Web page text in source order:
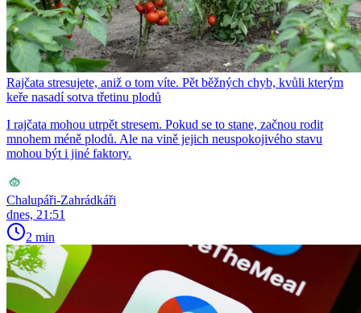
Rajčata stresujete, aniž o tom víte. Pět běžných chyb, kvůli kterým
keře nasadí sotva třetinu plodů
I rajčata mohou utrpět stresem. Pokud se to stane, začnou rodit
mnohem méně plodů. Ale na vině jejich neuspokojivého stavu
mohou být i jiné faktory.
Chalupáři-Zahrádkáři
dnes, 21:51
2 min